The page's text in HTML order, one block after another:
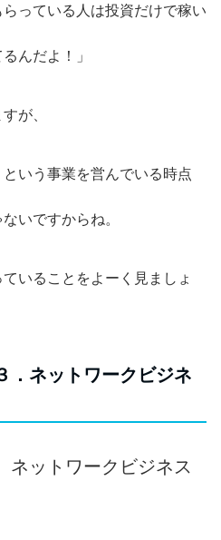
らっている人は投資だけで稼い
んだよ！」
が、
いう事業を営んでいる時点
いですからね。
いることをよーく見ましょ
．ネットワークビジネ
ネットワークビジネス